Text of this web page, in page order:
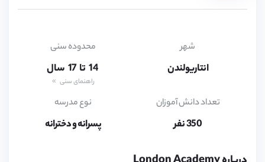
شهر
انتاریولندن
محدوده سنی
15,
17
تا
15,
17 سال
راهنمای سنی
تعداد دانش آموزان
350 نفر
نوع مدرسه
پسرانه و دخترانه